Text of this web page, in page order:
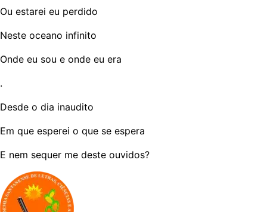
Ou estarei eu perdido
Neste oceano infinito
Onde eu sou e onde eu era
.
Desde o dia inaudito
Em que esperei o que se espera
E nem sequer me deste ouvidos?